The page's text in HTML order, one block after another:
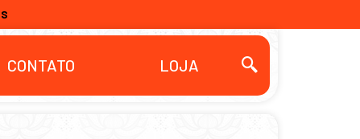
CONTATO LOJA